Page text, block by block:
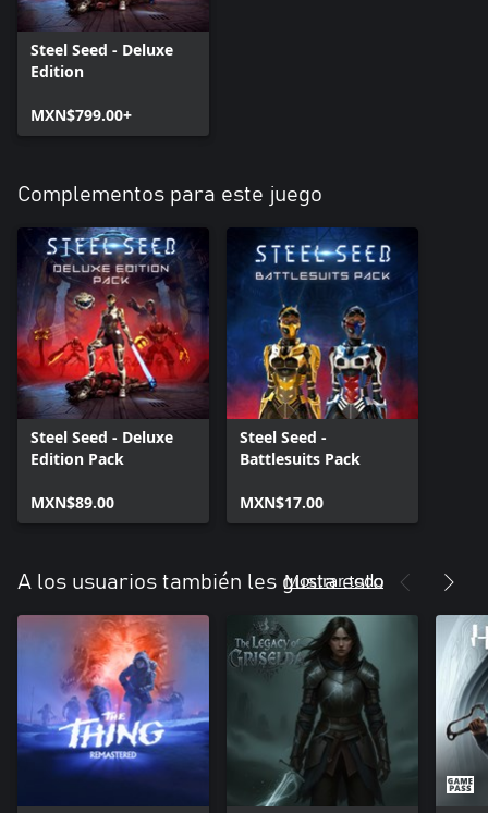
Steel Seed - Deluxe
Edition
MXN$799.00+
Complementos para este juego
Steel Seed - Deluxe
Edition Pack
MXN$89.00
Steel Seed -
Battlesuits Pack
MXN$17.00
A los usuarios también les gusta esto
Mostrar todo